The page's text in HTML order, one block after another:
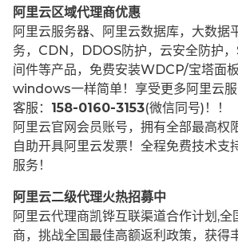
阿里云区域代理商优惠
阿里云服务器、阿里云数据库，大数据
务，CDN，DDOS防护，云安全防护
间件等产品，免费安装WDCP/宝塔面
windows一样简单！享受更多阿里云服
客服： 158-0160-3153(微信同号)！！
阿里云官网会员账号，拥有全部最高权
自助开具阿里云发票！全程免费技术支
服务！
阿里云二级代理火热招募中
阿里云代理商凯铧互联渠道合作计划,全
商，挑战全国最佳高额返利政策，获得